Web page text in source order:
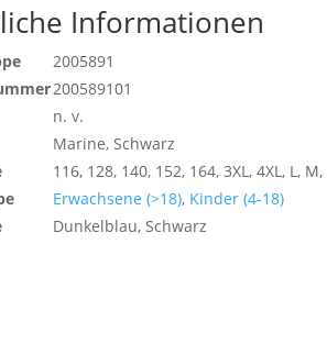
Informationen
2005891
200589101
n. v.
Marine, Schwarz
116, 128, 140, 152, 164, 3XL, 4XL, L, M,
Erwachsene (>18), Kinder (4-18)
Dunkelblau, Schwarz